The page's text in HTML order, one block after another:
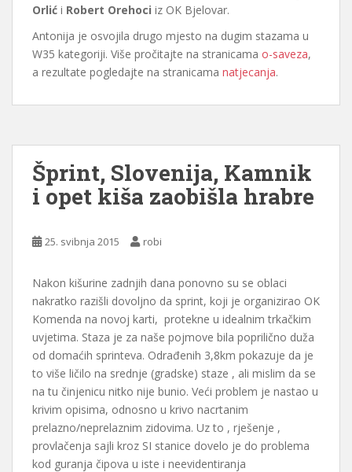
Orlić i Robert Orehoci iz OK Bjelovar.
Antonija je osvojila drugo mjesto na dugim stazama u
W35 kategoriji. Više pročitajte na stranicama o-saveza,
a rezultate pogledajte na stranicama natjecanja.
Šprint, Slovenija, Kamnik
i opet kiša zaobišla hrabre
25. svibnja 2015 robi
Nakon kišurine zadnjih dana ponovno su se oblaci
nakratko razišli dovoljno da sprint, koji je organizirao OK
Komenda na novoj karti, protekne u idealnim trkačkim
uvjetima. Staza je za naše pojmove bila poprilično duža
od domaćih sprinteva. Odrađenih 3,8km pokazuje da je
to više ličilo na srednje (gradske) staze , ali mislim da se
na tu činjenicu nitko nije bunio. Veći problem je nastao u
krivim opisima, odnosno u krivo nacrtanim
prelazno/neprelaznim zidovima. Uz to , rješenje ,
provlačenja sajli kroz SI stanice dovelo je do problema
kod guranja čipova u iste i neevidentiranja